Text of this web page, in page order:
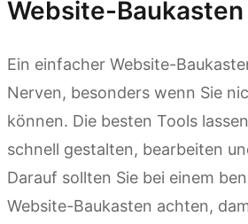
Website-Baukasten
Ein einfacher Website-
Nerven, besonders wenn Sie
können. Die besten Tools
schnell gestalten, bearbeiten
Darauf sollten Sie bei einem
Website-Baukasten achten,